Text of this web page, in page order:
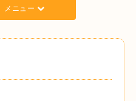
メニュー